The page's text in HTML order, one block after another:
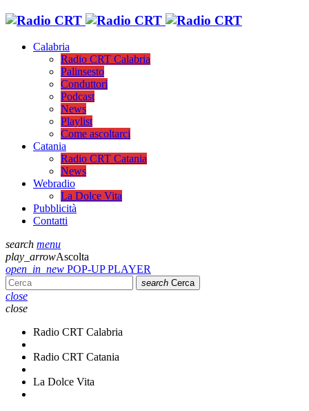
Calabria
Radio CRT Calabria
Palinsesto
Conduttori
Podcast
News
Playlist
Come ascoltarci
Catania
Radio CRT Catania
News
Webradio
La Dolce Vita
Pubblicità
Contatti
search menu
play_arrowAscolta
open_in_new POP-UP PLAYER
search Cerca
close
close
Radio CRT Calabria
Radio CRT Catania
La Dolce Vita